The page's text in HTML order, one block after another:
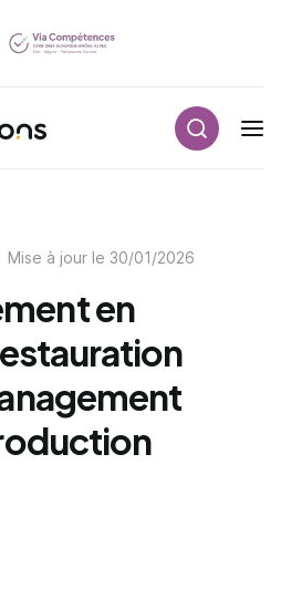
Navigation principale
Mise à jour le 30/01/2026
en